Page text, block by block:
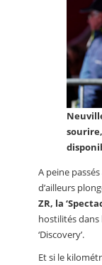
A peine
d’ailleurs
ZR, la
hostilités dans
‘Discovery’.
Et si le